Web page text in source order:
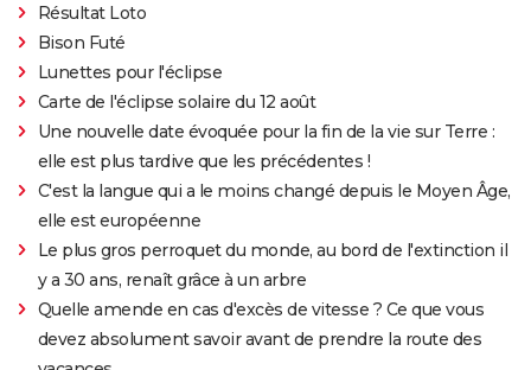
Résultat Loto
Bison Futé
Lunettes pour l'éclipse
Carte de l'éclipse solaire du 12 août
Une nouvelle date évoquée pour la fin de la vie sur Terre :
elle est plus tardive que les précédentes !
C'est la langue qui a le moins changé depuis le Moyen Âge,
elle est européenne
Le plus gros perroquet du monde, au bord de l'extinction il
y a 30 ans, renaît grâce à un arbre
Quelle amende en cas d'excès de vitesse ? Ce que vous
devez absolument savoir avant de prendre la route des